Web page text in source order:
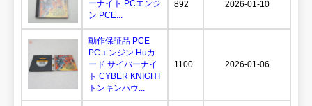
ーナイト PCエンジ
ン PCE...
892 2026-01-10
動作保証品 PCE
PCエンジン Huカ
ード サイバーナイ
ト CYBER KNIGHT
トンキンハウ...
1100 2026-01-06